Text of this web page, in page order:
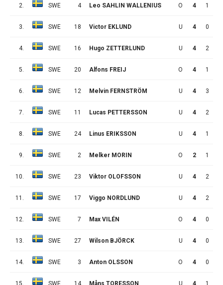
2. SWE 4 Leo SAHLIN WALLENIUS O 4 1
3. SWE 18 Victor EKLUND U 4 0
4. SWE 16 Hugo ZETTERLUND U 4 2
5. SWE 20 Alfons FREIJ O 4 1
6. SWE 12 Melvin FERNSTRÖM U 4 3
7. SWE 11 Lucas PETTERSSON U 4 2
8. SWE 24 Linus ERIKSSON U 4 1
9. SWE 2 Melker MORIN O 2 1
10. SWE 23 Viktor OLOFSSON U 4 2
11. SWE 17 Viggo NORDLUND U 4 2
12. SWE 7 Max VILÉN O 4 0
13. SWE 27 Wilson BJÖRCK U 4 0
14. SWE 3 Anton OLSSON O 4 0
15. SWE 14 Måns TORESSON U 4 1